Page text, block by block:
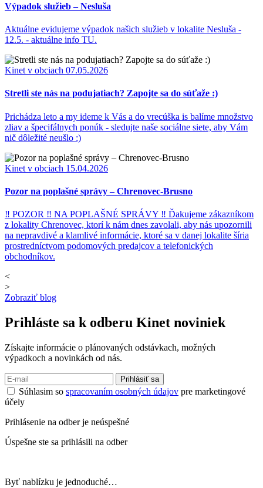
Výpadok služieb – Nesluša
Aktuálne evidujeme výpadok našich služieb v lokalite Nesluša -
12.5. - aktuálne info TU.
Kinet v obciach 07.05.2026
Stretli ste nás na podujatiach? Zapojte sa do súťaže :)
Prichádza leto a my ideme k Vás a do vrecúška is balíme množstvo
zliav a špecifálnych ponúk - sledujte naše sociálne siete, aby Vám
nič dôležité neušlo :)
Kinet v obciach 15.04.2026
Pozor na poplašné správy – Chrenovec-Brusno
‼ POZOR ‼ NA POPLAŠNÉ SPRÁVY ‼ Ďakujeme zákazníkom
z lokality Chrenovec, ktorí k nám dnes zavolali, aby nás upozornili
na nepravdivé a klamlivé informácie, ktoré sa v danej lokalite šíria
prostredníctvom podomových predajcov a telefonických
obchodníkov.
<
>
Zobraziť blog
Prihláste sa k odberu Kinet noviniek
Získajte informácie o plánovaných odstávkach, možných
výpadkoch a novinkách od nás.
Prihlásiť sa
Súhlasim so spracovaním osobných údajov pre marketingové
účely
Prihlásenie na odber je neúspešné
Úspešne ste sa prihlásili na odber
Byť nablízku je jednoduché…